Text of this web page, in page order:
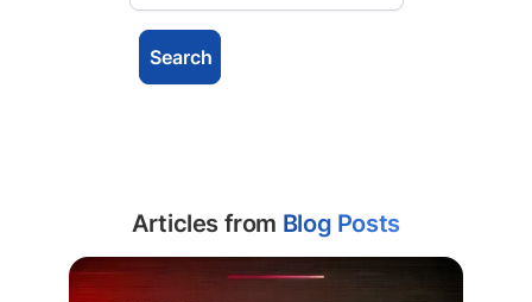
Articles from Blog Posts